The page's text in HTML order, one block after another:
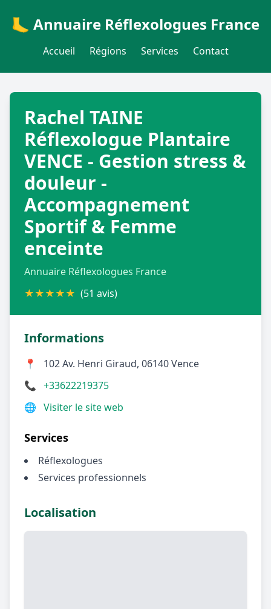
🦶 Annuaire Réflexologues France
Accueil Régions Services Contact
Rachel TAINE
Réflexologue Plantaire
VENCE - Gestion stress &
douleur -
Accompagnement
Sportif & Femme
enceinte
Annuaire Réflexologues France
★★★★★ (51 avis)
Informations
📍
102 Av. Henri Giraud, 06140 Vence
📞 +33622219375
🌐 Visiter le site web
Services
Réflexologues
Services professionnels
Localisation